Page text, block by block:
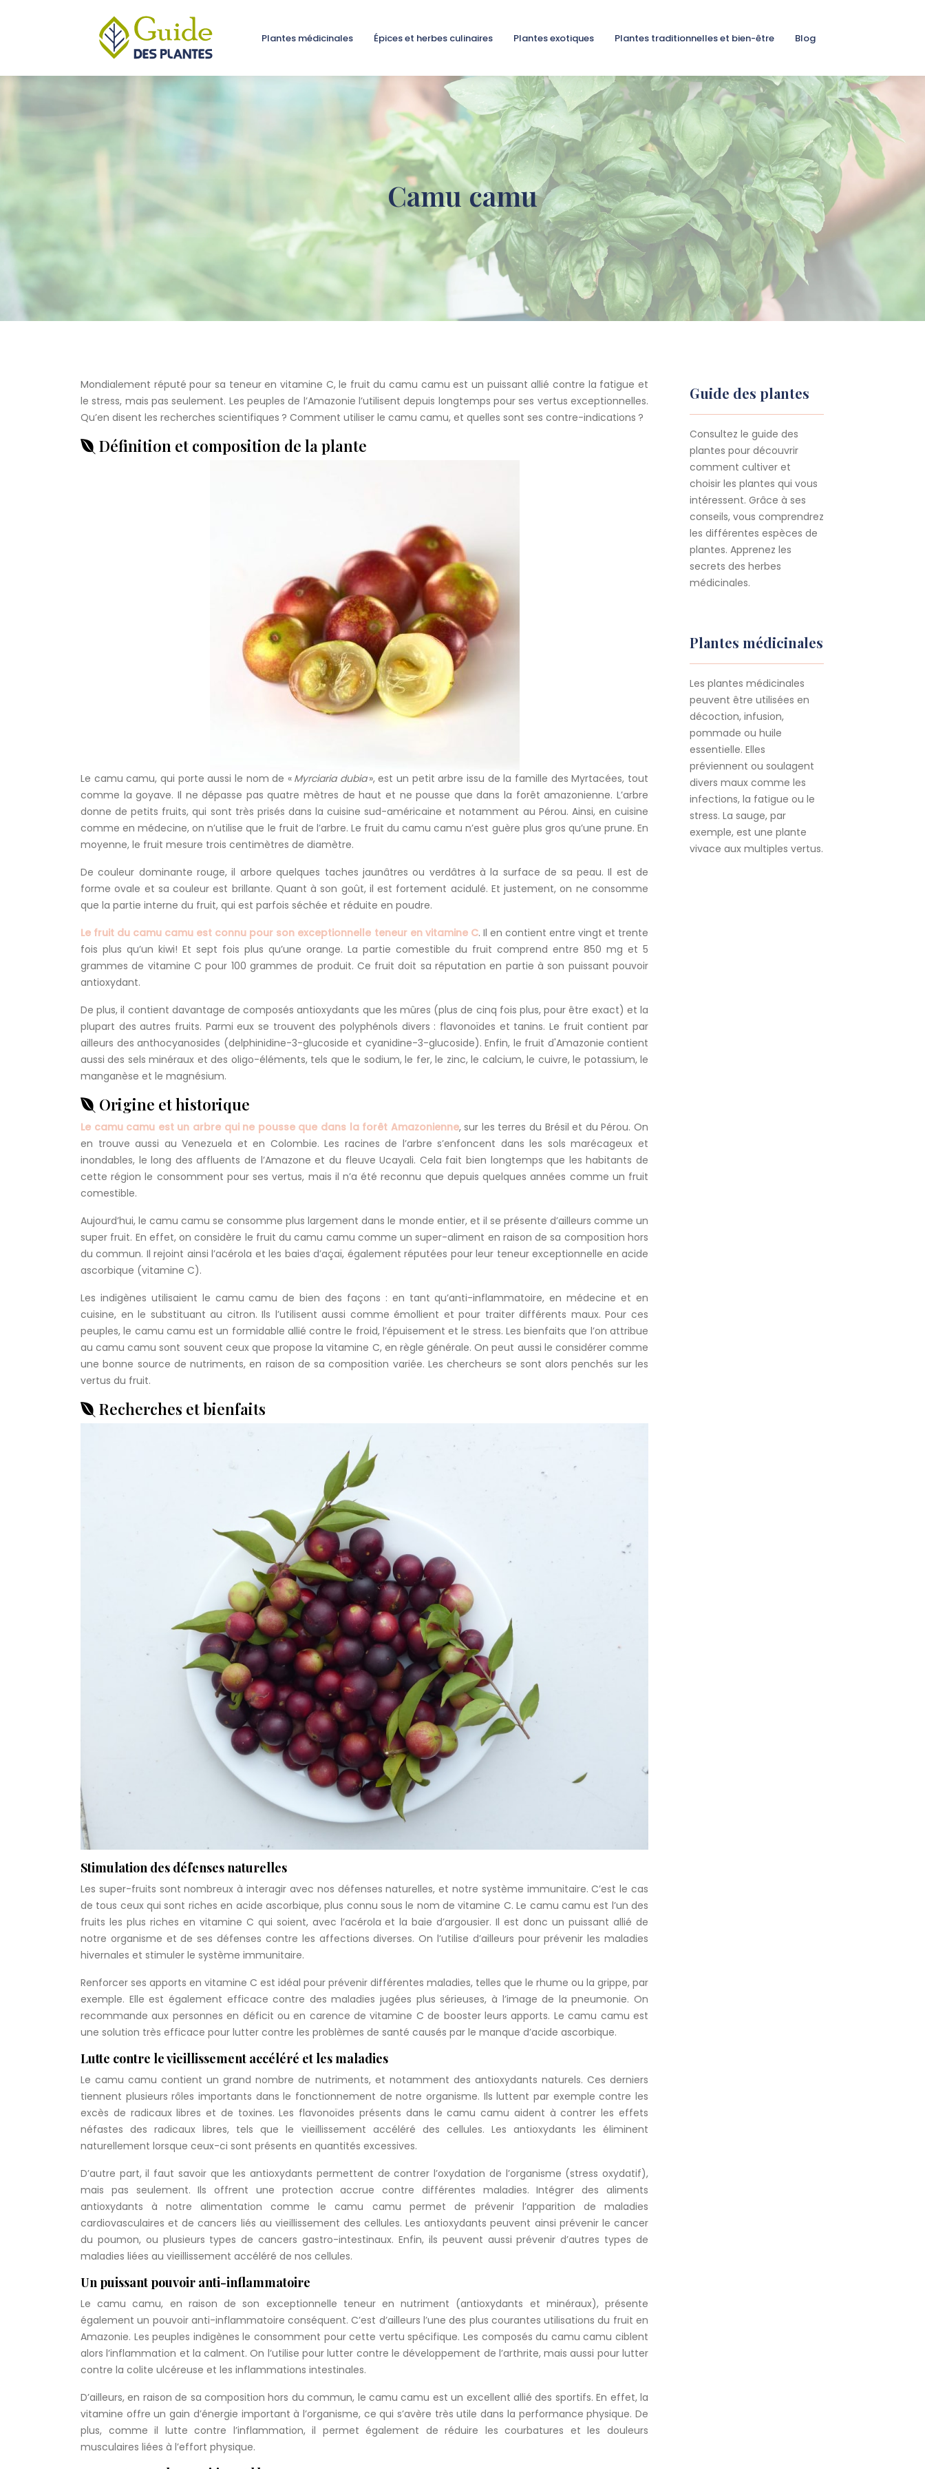
Plantes médicinales Épices et herbes culinaires Plantes exotiques Plantes traditionnelles et bien-être Blog
Camu camu
Mondialement réputé pour sa teneur en vitamine C, le fruit du camu camu est un puissant allié contre la fatigue et
le stress, mais pas seulement. Les peuples de l’Amazonie l’utilisent depuis longtemps pour ses vertus exceptionnelles.
Qu’en disent les recherches scientifiques ? Comment utiliser le camu camu, et quelles sont ses contre-indications ?
Définition et composition de la plante
Le camu camu, qui porte aussi le nom de « Myrciaria dubia», est un petit arbre issu de la famille des Myrtacées, tout
comme la goyave. Il ne dépasse pas quatre mètres de haut et ne pousse que dans la forêt amazonienne. L’arbre
donne de petits fruits, qui sont très prisés dans la cuisine sud-américaine et notamment au Pérou. Ainsi, en cuisine
comme en médecine, on n’utilise que le fruit de l’arbre. Le fruit du camu camu n’est guère plus gros qu’une prune. En
moyenne, le fruit mesure trois centimètres de diamètre.
De couleur dominante rouge, il arbore quelques taches jaunâtres ou verdâtres à la surface de sa peau. Il est de
forme ovale et sa couleur est brillante. Quant à son goût, il est fortement acidulé. Et justement, on ne consomme
que la partie interne du fruit, qui est parfois séchée et réduite en poudre.
Le fruit du camu camu est connu pour son exceptionnelle teneur en vitamine C. Il en contient entre vingt et trente
fois plus qu’un kiwi! Et sept fois plus qu’une orange. La partie comestible du fruit comprend entre 850 mg et 5
grammes de vitamine C pour 100 grammes de produit. Ce fruit doit sa réputation en partie à son puissant pouvoir
antioxydant.
De plus, il contient davantage de composés antioxydants que les mûres (plus de cinq fois plus, pour être exact) et la
plupart des autres fruits. Parmi eux se trouvent des polyphénols divers : flavonoïdes et tanins. Le fruit contient par
ailleurs des anthocyanosides (delphinidine-3-glucoside et cyanidine-3-glucoside). Enfin, le fruit d'Amazonie contient
aussi des sels minéraux et des oligo-éléments, tels que le sodium, le fer, le zinc, le calcium, le cuivre, le potassium, le
manganèse et le magnésium.
Origine et historique
Le camu camu est un arbre qui ne pousse que dans la forêt Amazonienne, sur les terres du Brésil et du Pérou. On
en trouve aussi au Venezuela et en Colombie. Les racines de l’arbre s’enfoncent dans les sols marécageux et
inondables, le long des affluents de l’Amazone et du fleuve Ucayali. Cela fait bien longtemps que les habitants de
cette région le consomment pour ses vertus, mais il n’a été reconnu que depuis quelques années comme un fruit
comestible.
Aujourd’hui, le camu camu se consomme plus largement dans le monde entier, et il se présente d’ailleurs comme un
super fruit. En effet, on considère le fruit du camu camu comme un super-aliment en raison de sa composition hors
du commun. Il rejoint ainsi l’acérola et les baies d’açaï, également réputées pour leur teneur exceptionnelle en acide
ascorbique (vitamine C).
Les indigènes utilisaient le camu camu de bien des façons : en tant qu’anti-inflammatoire, en médecine et en
cuisine, en le substituant au citron. Ils l’utilisent aussi comme émollient et pour traiter différents maux. Pour ces
peuples, le camu camu est un formidable allié contre le froid, l’épuisement et le stress. Les bienfaits que l’on attribue
au camu camu sont souvent ceux que propose la vitamine C, en règle générale. On peut aussi le considérer comme
une bonne source de nutriments, en raison de sa composition variée. Les chercheurs se sont alors penchés sur les
vertus du fruit.
Recherches et bienfaits
Stimulation des défenses naturelles
Les super-fruits sont nombreux à interagir avec nos défenses naturelles, et notre système immunitaire. C’est le cas
de tous ceux qui sont riches en acide ascorbique, plus connu sous le nom de vitamine C. Le camu camu est l’un des
fruits les plus riches en vitamine C qui soient, avec l’acérola et la baie d’argousier. Il est donc un puissant allié de
notre organisme et de ses défenses contre les affections diverses. On l’utilise d’ailleurs pour prévenir les maladies
hivernales et stimuler le système immunitaire.
Renforcer ses apports en vitamine C est idéal pour prévenir différentes maladies, telles que le rhume ou la grippe, par
exemple. Elle est également efficace contre des maladies jugées plus sérieuses, à l’image de la pneumonie. On
recommande aux personnes en déficit ou en carence de vitamine C de booster leurs apports. Le camu camu est
une solution très efficace pour lutter contre les problèmes de santé causés par le manque d’acide ascorbique.
Lutte contre le vieillissement accéléré et les maladies
Le camu camu contient un grand nombre de nutriments, et notamment des antioxydants naturels. Ces derniers
tiennent plusieurs rôles importants dans le fonctionnement de notre organisme. Ils luttent par exemple contre les
excès de radicaux libres et de toxines. Les flavonoïdes présents dans le camu camu aident à contrer les effets
néfastes des radicaux libres, tels que le vieillissement accéléré des cellules. Les antioxydants les éliminent
naturellement lorsque ceux-ci sont présents en quantités excessives.
D’autre part, il faut savoir que les antioxydants permettent de contrer l’oxydation de l’organisme (stress oxydatif),
mais pas seulement. Ils offrent une protection accrue contre différentes maladies. Intégrer des aliments
antioxydants à notre alimentation comme le camu camu permet de prévenir l’apparition de maladies
cardiovasculaires et de cancers liés au vieillissement des cellules. Les antioxydants peuvent ainsi prévenir le cancer
du poumon, ou plusieurs types de cancers gastro-intestinaux. Enfin, ils peuvent aussi prévenir d’autres types de
maladies liées au vieillissement accéléré de nos cellules.
Un puissant pouvoir anti-inflammatoire
Le camu camu, en raison de son exceptionnelle teneur en nutriment (antioxydants et minéraux), présente
également un pouvoir anti-inflammatoire conséquent. C’est d’ailleurs l’une des plus courantes utilisations du fruit en
Amazonie. Les peuples indigènes le consomment pour cette vertu spécifique. Les composés du camu camu ciblent
alors l’inflammation et la calment. On l’utilise pour lutter contre le développement de l’arthrite, mais aussi pour lutter
contre la colite ulcéreuse et les inflammations intestinales.
D’ailleurs, en raison de sa composition hors du commun, le camu camu est un excellent allié des sportifs. En effet, la
vitamine offre un gain d’énergie important à l’organisme, ce qui s’avère très utile dans la performance physique. De
plus, comme il lutte contre l’inflammation, il permet également de réduire les courbatures et les douleurs
musculaires liées à l’effort physique.
Guide des plantes
Consultez le guide des
plantes pour découvrir
comment cultiver et
choisir les plantes qui vous
intéressent. Grâce à ses
conseils, vous comprendrez
les différentes espèces de
plantes. Apprenez les
secrets des herbes
médicinales.
Plantes médicinales
Les plantes médicinales
peuvent être utilisées en
décoction, infusion,
pommade ou huile
essentielle. Elles
préviennent ou soulagent
divers maux comme les
infections, la fatigue ou le
stress. La sauge, par
exemple, est une plante
vivace aux multiples vertus.